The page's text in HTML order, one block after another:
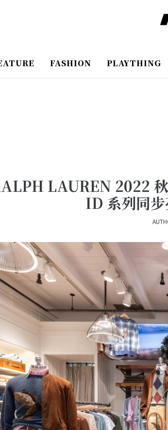
FASHION PLAYTHING
LAUREN 2022
ID 系列同